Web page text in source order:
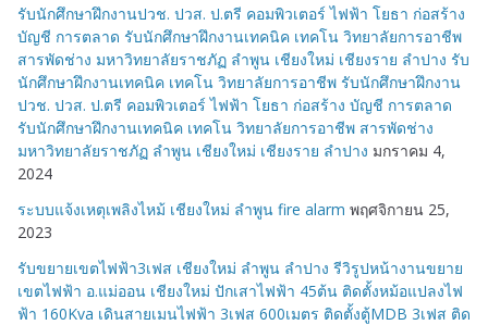
รับนักศึกษาฝึกงานปวช. ปวส. ป.ตรี คอมพิวเตอร์ ไฟฟ้า โยธา ก่อสร้าง
บัญชี การตลาด รับนักศึกษาฝึกงานเทคนิค เทคโน วิทยาลัยการอาชีพ
สารพัดช่าง มหาวิทยาลัยราชภัฏ ลำพูน เชียงใหม่ เชียงราย ลำปาง รับ
นักศึกษาฝึกงานเทคนิค เทคโน วิทยาลัยการอาชีพ รับนักศึกษาฝึกงาน
ปวช. ปวส. ป.ตรี คอมพิวเตอร์ ไฟฟ้า โยธา ก่อสร้าง บัญชี การตลาด
รับนักศึกษาฝึกงานเทคนิค เทคโน วิทยาลัยการอาชีพ สารพัดช่าง
มหาวิทยาลัยราชภัฏ ลำพูน เชียงใหม่ เชียงราย ลำปาง มกราคม 4,
2024
ระบบแจ้งเหตุเพลิงไหม้ เชียงใหม่ ลำพูน fire alarm พฤศจิกายน 25,
2023
รับขยายเขตไฟฟ้า3เฟส เชียงใหม่ ลำพูน ลำปาง รีวิรูปหน้างานขยาย
เขตไฟฟ้า อ.แม่ออน เชียงใหม่ ปักเสาไฟฟ้า 45ต้น ติดตั้งหม้อแปลงไฟ
ฟ้า 160Kva เดินสายเมนไฟฟ้า 3เฟส 600เมตร ติดตั้งตู้MDB 3เฟส ติด